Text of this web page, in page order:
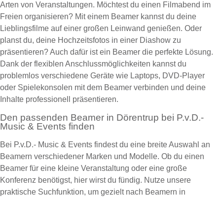
Arten von Veranstaltungen. Möchtest du einen Filmabend im
Freien organisieren? Mit einem Beamer kannst du deine
Lieblingsfilme auf einer großen Leinwand genießen. Oder
planst du, deine Hochzeitsfotos in einer Diashow zu
präsentieren? Auch dafür ist ein Beamer die perfekte Lösung.
Dank der flexiblen Anschlussmöglichkeiten kannst du
problemlos verschiedene Geräte wie Laptops, DVD-Player
oder Spielekonsolen mit dem Beamer verbinden und deine
Inhalte professionell präsentieren.
Den passenden Beamer in Dörentrup bei P.v.D.-
Music & Events finden
Bei P.v.D.- Music & Events findest du eine breite Auswahl an
Beamern verschiedener Marken und Modelle. Ob du einen
Beamer für eine kleine Veranstaltung oder eine große
Konferenz benötigst, hier wirst du fündig. Nutze unsere
praktische Suchfunktion, um gezielt nach Beamern in